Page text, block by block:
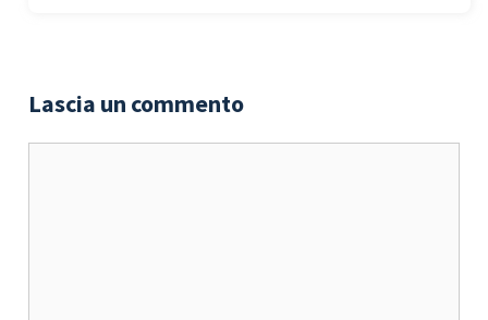
Lascia un commento